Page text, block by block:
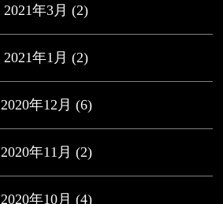
2021年3月 (2)
2021年1月 (2)
2020年12月 (6)
2020年11月 (2)
2020年10月 (4)